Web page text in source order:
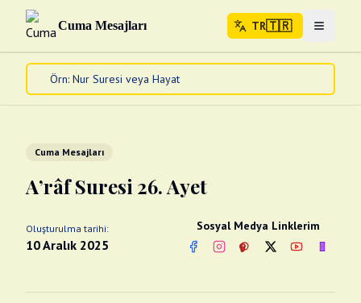
Cuma Mesajları TR🇹🇷 Menuyu
Ana Sayfa
Diğer
Abdest Videoları
Cuma Mesajları
A’râf Suresi 26. Ayet
Oluşturulma tarihi:
10 Aralık 2025
Sosyal Medya Linklerim
FacebookInstagram
PinterestTwitterYouTube